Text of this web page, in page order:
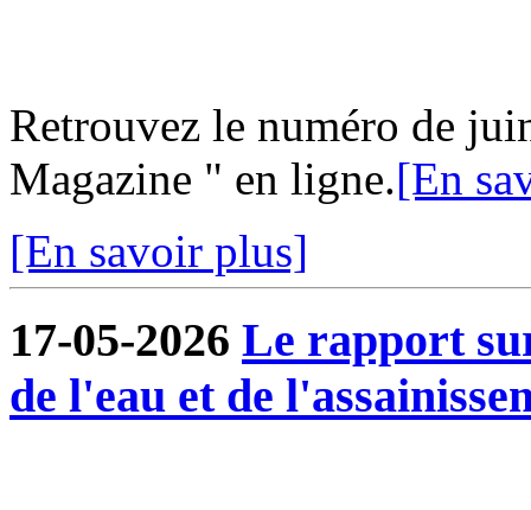
Retrouvez le numéro de
Magazine " en ligne.[En
[En savoir plus]
17-05-2026 Le rapport
de l'eau et de